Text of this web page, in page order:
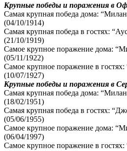
Крупные победы и поражения в
Самая крупная победа дома:
(04/10/1914)
Самая крупная победа в гостях:
(21/10/1919)
Самое крупное поражение дома:
(05/11/1922)
Самое крупное поражение в
(10/07/1927)
Крупные победы и поражения в
Самая крупная победа дома:
(18/02/1951)
Самая крупная победа в гостях:
(05/06/1955)
Самое крупное поражение дома:
(06/04/1997)
Самое крупное поражение в гостях: